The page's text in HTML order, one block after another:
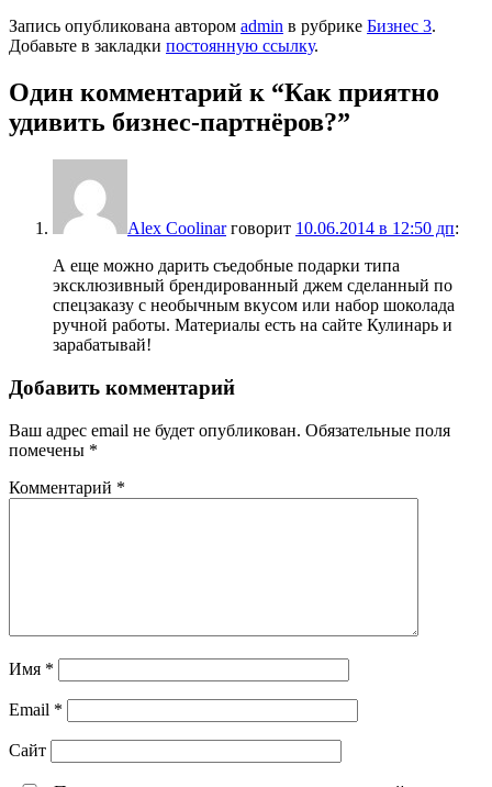
Запись опубликована автором admin в рубрике Бизнес 3.
Добавьте в закладки постоянную ссылку.
Один комментарий к “Как приятно
удивить бизнес-партнёров?”
Alex Coolinar говорит 10.06.2014 в 12:50 дп:
А еще можно дарить съедобные подарки типа
эксклюзивный брендированный джем сделанный по
спецзаказу с необычным вкусом или набор шоколада
ручной работы. Материалы есть на сайте Кулинарь и
зарабатывай!
Добавить комментарий
Ваш адрес email не будет опубликован. Обязательные поля
помечены *
Комментарий *
Имя *
Email *
Сайт